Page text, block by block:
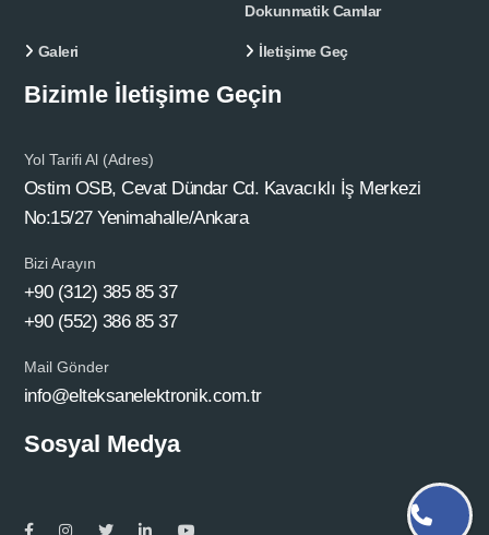
Dokunmatik Camlar
Galeri İletişime Geç
Bizimle İletişime Geçin
Yol Tarifi Al (Adres)
Ostim OSB, Cevat Dündar Cd. Kavacıklı İş Merkezi
No:15/27 Yenimahalle/Ankara
Bizi Arayın
+90 (312) 385 85 37
+90 (552) 386 85 37
Mail Gönder
info@elteksanelektronik.com.tr
Sosyal Medya